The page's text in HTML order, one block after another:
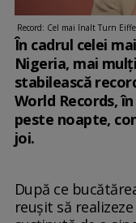
Record: Cel mai înalt Turn
În cadrul celei
Nigeria, mai
stabilească
World Records,
peste noapte,
joi.
După ce
reușit să